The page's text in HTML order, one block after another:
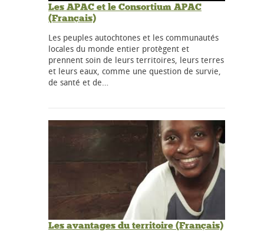
Les APAC et le Consortium APAC
(Français)
Les peuples autochtones et les communautés
locales du monde entier protègent et
prennent soin de leurs territoires, leurs terres
et leurs eaux, comme une question de survie,
de santé et de…
Les avantages du territoire (Français)